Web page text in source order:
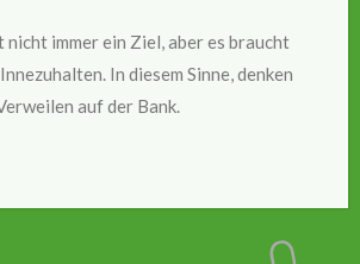
nicht immer ein Ziel, aber es braucht
In diesem Sinne, denken
auf der Bank.